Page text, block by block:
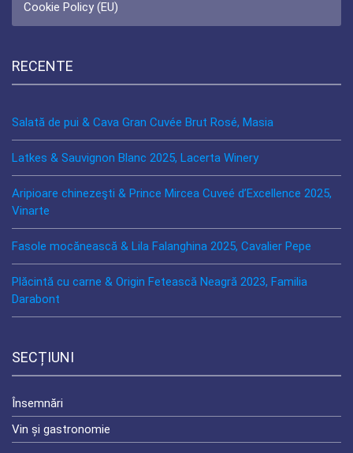
Cookie Policy (EU)
RECENTE
Salată de pui & Cava Gran Cuvée Brut Rosé, Masia
Latkes & Sauvignon Blanc 2025, Lacerta Winery
Aripioare chinezeşti & Prince Mircea Cuveé d’Excellence 2025,
Vinarte
Fasole mocănească & Lila Falanghina 2025, Cavalier Pepe
Plăcintă cu carne & Origin Fetească Neagră 2023, Familia
Darabont
SECȚIUNI
Însemnări
Vin și gastronomie